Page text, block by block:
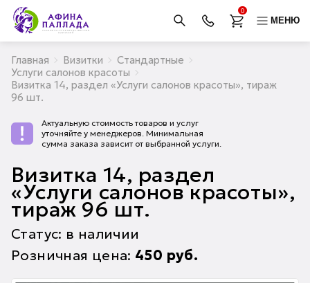
0
МЕНЮ
Главная Визитки
Стандартные
Услуги салонов красоты
Визитка 14, раздел «Услуги салонов красоты», тираж
96 шт.
Актуальную стоимость товаров и услуг
уточняйте у менеджеров. Минимальная
сумма заказа зависит от выбранной услуги.
Визитка 14, раздел
«Услуги салонов красоты»,
тираж 96 шт.
Статус: в наличии
Розничная цена: 450 руб.